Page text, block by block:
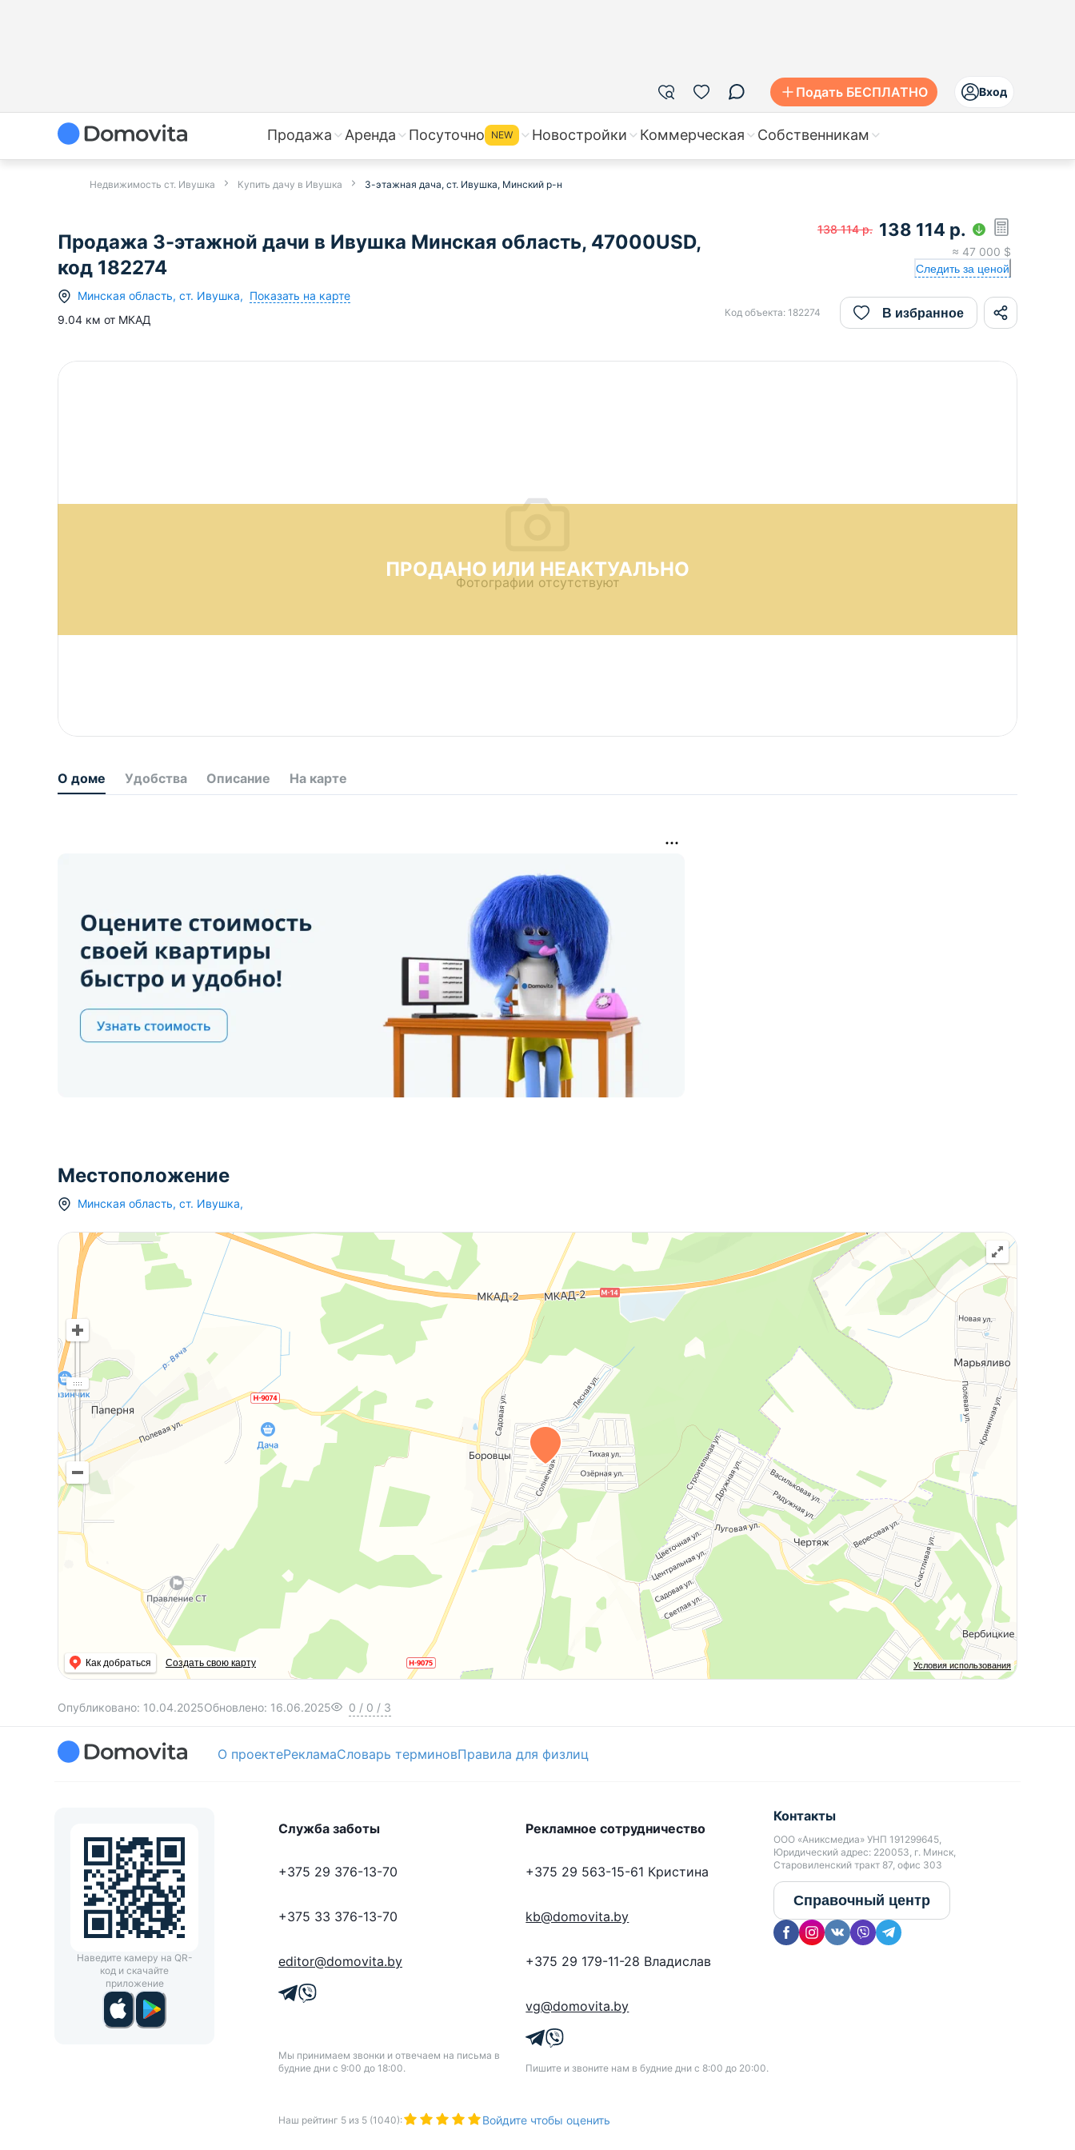
Подать БЕСПЛАТНО Вход
Продажа Аренда Посуточно NEW Новостройки Коммерческая Собственникам
Недвижимость ст. Ивушка Купить дачу в Ивушка 3-этажная дача, ст. Ивушка, Минский р-н
Продажа 3-этажной дачи в Ивушка Минская область, 47000USD,
код 182274
Минская область, ст. Ивушка, Показать на карте
9.04 км от МКАД
138 114 р. 138 114 р.
≈ 47 000 $
Следить за ценой
Код объекта: 182274 В избранное
ПРОДАНО ИЛИ НЕАКТУАЛЬНО
Фотографии отсутствуют
О доме Удобства Описание На карте
Местоположение
Минская область, ст. Ивушка,
Условия использования
Как добраться Создать свою карту
Опубликовано: 10.04.2025Обновлено: 16.06.2025 0 / 0 / 3
О проектеРекламаСловарь терминовПравила для физлиц
Наведите камеру на QR-
код и скачайте
приложение
Служба заботы
+375 29 376-13-70
+375 33 376-13-70
editor@domovita.by
Мы принимаем звонки и отвечаем на письма в
будние дни с 9:00 до 18:00.
Рекламное сотрудничество
+375 29 563-15-61 Кристина
kb@domovita.by
+375 29 179-11-28 Владислав
vg@domovita.by
Пишите и звоните нам в будние дни с 8:00 до 20:00.
Контакты
ООО «Аниксмедиа» УНП 191299645,
Юридический адрес: 220053, г. Минск,
Старовиленский тракт 87, офис 303
Справочный центр
Наш рейтинг 5 из 5 (1040): Войдите чтобы оценить